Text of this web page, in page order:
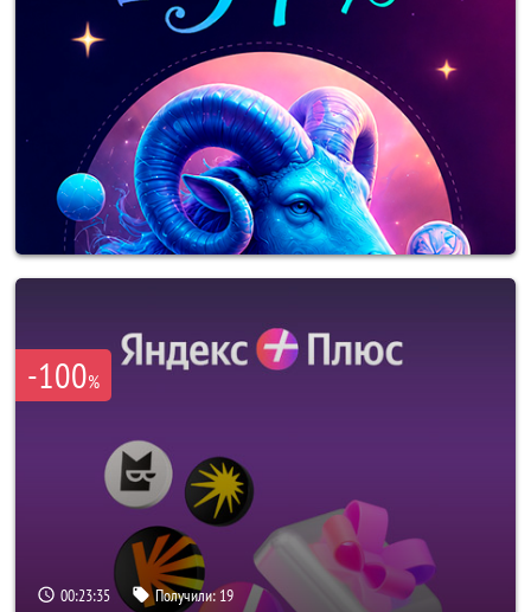
-100%
00:23:34 Получили:19